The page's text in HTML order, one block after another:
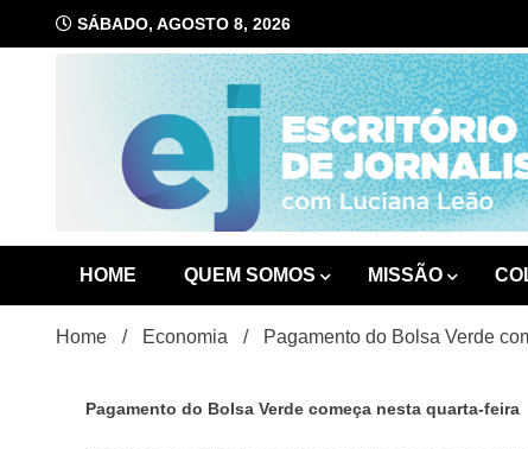
SÁBADO, AGOSTO 8, 2026
HOME
QUEM SOMOS MISSÃO
Home Economia Pagamento do Bolsa Verde
Pagamento do Bolsa Verde começa nesta quarta-feira